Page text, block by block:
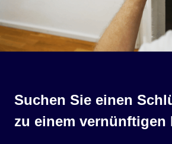
Suchen Sie einen
zu einem vernünftigen